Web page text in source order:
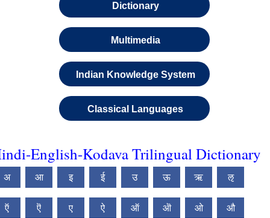
Dictionary
Multimedia
Indian Knowledge System
Classical Languages
English-Kodava Trilingual Dictionary
अ आ इ ई उ ऊ ऋ ऌ
ऍ ऎ ए ऐ ऑ ऒ ओ औ